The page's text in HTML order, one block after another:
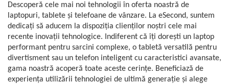
Descoperă cele mai noi tehnologii în oferta noastră de
laptopuri, tablete și telefoane de vânzare. La eSecond, suntem
dedicați să aducem la dispoziția clienților noștri cele mai
recente inovații tehnologice. Indiferent că îți dorești un laptop
performant pentru sarcini complexe, o tabletă versatilă pentru
divertisment sau un telefon inteligent cu caracteristici avansate,
gama noastră acoperă toate aceste cerințe. Beneficiază de
experiența utilizării tehnologiei de ultimă generație și alege